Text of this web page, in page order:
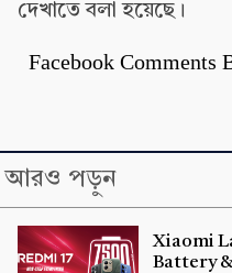
দেখাতে বলা হয়েছে।
Facebook Comments
আরও পড়ুন
Xiaomi
Battery